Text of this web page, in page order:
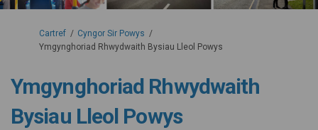
Rydych yma:
Cartref
Cyngor Sir Powys
Ymgynghoriad Rhwydwaith Bysiau Lleol Powys
Ymgynghoriad Rhwydwaith
Bysiau Lleol Powys